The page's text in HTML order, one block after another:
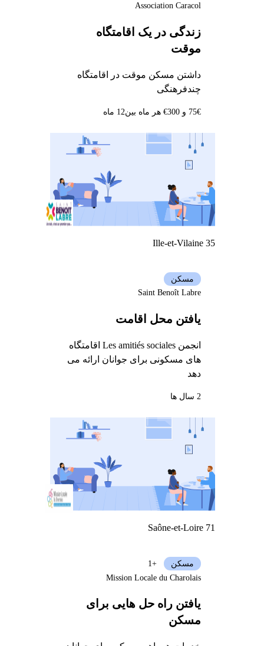
زندگی در یک اقامتگاه
موقت
داشتن مسکن موقت در اقامتگاه
چندفرهنگی
Association Caracol
75€ و 300€ هر ماه بین 12 ماه
Ille-et-Vilaine 35
یافتن محل اقامت
انجمن Les amitiés sociales اقامتگاه
های مسکونی برای جوانان ارائه می
دهد
مسکن
Saint Benoît Labre
2 سال ها
Saône-et-Loire 71
یافتن راه حل هایی برای
مسکن
مسکن
+1
Mission Locale du Charolais